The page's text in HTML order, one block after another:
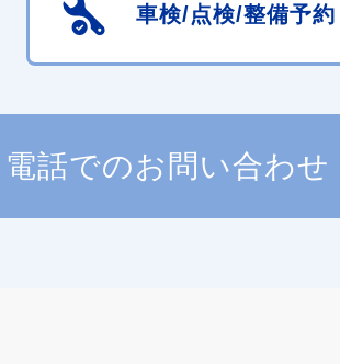
車検/点検/整備予約
電話でのお問い合わせ